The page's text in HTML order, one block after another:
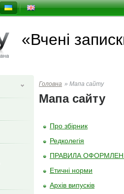
«Вчені
Головна » Мапа сайту
Мапа сайту
Про збірник
Редколегія
ПРАВИЛА
Етичні норми
Архів випусків